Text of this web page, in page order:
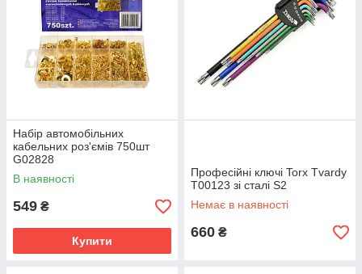
Набір автомобільних
кабельних роз'ємів 750шт
G02828
В наявності
549 ₴
Купити
Професійні ключі Torx Tvardy
T00123 зі сталі S2
Немає в наявності
660 ₴